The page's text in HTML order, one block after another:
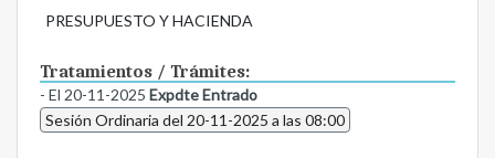
PRESUPUESTO Y HACIENDA
Tratamientos / Trámites:
- El 20-11-2025 Expdte Entrado
Sesión Ordinaria del 20-11-2025 a las 08:00